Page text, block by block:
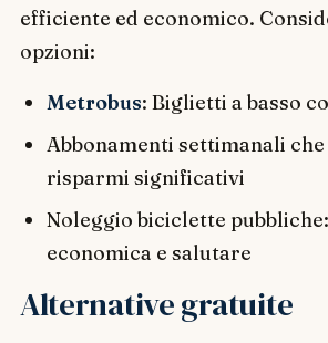
efficiente ed economico.
opzioni:
Metrobus: Biglietti a basso
Abbonamenti settimanali
risparmi significativi
Noleggio biciclette
economica e salutare
Alternative gratuite